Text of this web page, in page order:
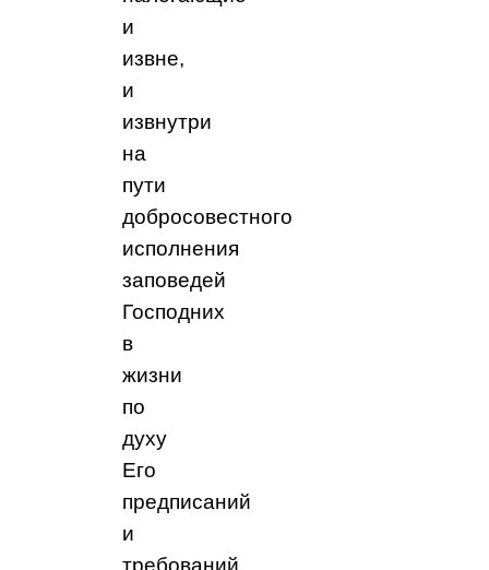
и
извне,
и
извнутри
на
пути
добросовестного
исполнения
заповедей
Господних
в
жизни
по
духу
Его
предписаний
и
требований.